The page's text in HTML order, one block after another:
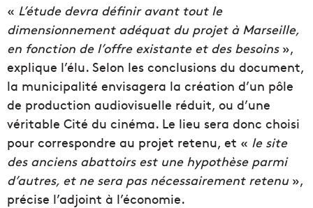
« L’étude devra définir avant tout le
dimensionnement adéquat du projet à Marseille,
en fonction de l’offre existante et des besoins»,
explique l’élu. Selon les conclusions du document,
la municipalité envisagera la création d’un pôle
de production audiovisuelle réduit, ou d’une
véritable Cité du cinéma. Le lieu sera donc choisi
pour correspondre au projet retenu, et « le site
des anciens abattoirs est une hypothèse parmi
d’autres, et ne sera pas nécessairement retenu»,
précise l’adjoint à l’économie.